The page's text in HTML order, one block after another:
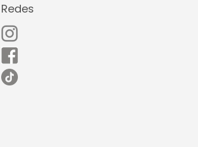
Redes